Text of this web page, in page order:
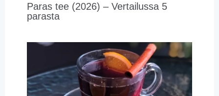
Paras tee (2026) – Vertailussa 5
parasta